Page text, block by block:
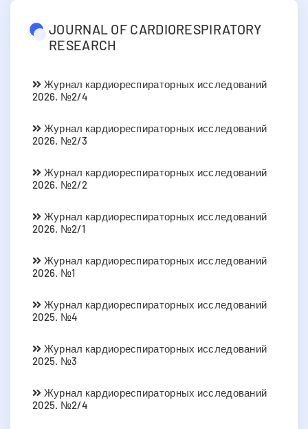
JOURNAL OF CARDIORESPIRATORY
RESEARCH
Журнал кардиореспираторных исследований
2026. №2/4
Журнал кардиореспираторных исследований
2026. №2/3
Журнал кардиореспираторных исследований
2026. №2/2
Журнал кардиореспираторных исследований
2026. №2/1
Журнал кардиореспираторных исследований
2026. №1
Журнал кардиореспираторных исследований
2025. №4
Журнал кардиореспираторных исследований
2025. №3
Журнал кардиореспираторных исследований
2025. №2/4